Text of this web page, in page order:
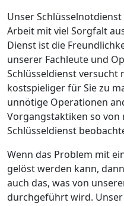
Unser
Arbeit mit viel Sorgfalt
Dienst ist die
unserer Fachleute und
Schlüsseldienst versucht
kostspieliger für Sie zu
unnötige Operationen
Vorgangstaktiken so
Schlüsseldienst
Wenn das Problem mit
gelöst werden kann,
auch das, was von
durchgeführt wird.